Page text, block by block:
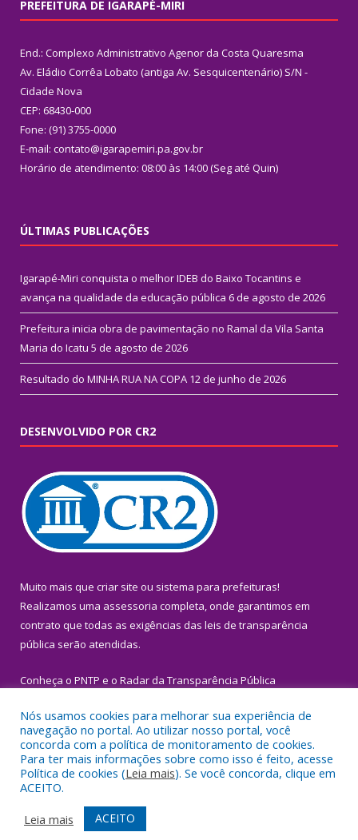
PREFEITURA DE IGARAPÉ-MIRI
End.: Complexo Administrativo Agenor da Costa Quaresma
Av. Eládio Corrêa Lobato (antiga Av. Sesquicentenário) S/N -
Cidade Nova
CEP: 68430-000
Fone: (91) 3755-0000
E-mail: contato@igarapemiri.pa.gov.br
Horário de atendimento: 08:00 às 14:00 (Seg até Quin)
ÚLTIMAS PUBLICAÇÕES
Igarapé-Miri conquista o melhor IDEB do Baixo Tocantins e
avança na qualidade da educação pública 6 de agosto de 2026
Prefeitura inicia obra de pavimentação no Ramal da Vila Santa
Maria do Icatu 5 de agosto de 2026
Resultado do MINHA RUA NA COPA 12 de junho de 2026
DESENVOLVIDO POR CR2
Muito mais que criar site ou sistema para prefeituras!
Realizamos uma assessoria completa, onde garantimos em
contrato que todas as exigências das leis de transparência
pública serão atendidas.
Conheça o PNTP e o Radar da Transparência Pública
Todos os direitos reservados a Prefeitura Municipal de Igarapé-
Miri.
Mapa do Site
Acessar Área Administrativa
Acessar Webmail
Nós usamos cookies para melhorar sua experiência de
navegação no portal. Ao utilizar nosso portal, você
concorda com a política de monitoramento de cookies.
Para ter mais informações sobre como isso é feito, acesse
Política de cookies (Leia mais). Se você concorda, clique em
ACEITO.
Leia mais
ACEITO